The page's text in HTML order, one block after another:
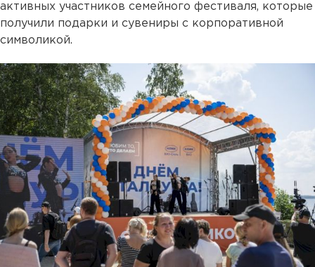
активных участников семейного фестиваля, которые
получили подарки и сувениры с корпоративной
символикой.